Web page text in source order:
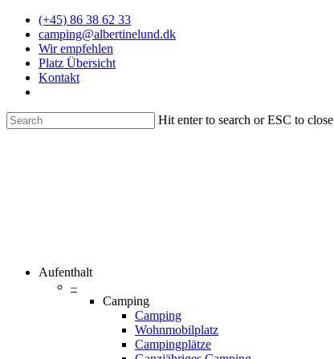
(+45) 86 38 62 33
camping@albertinelund.dk
Wir empfehlen
Platz Übersicht
Kontakt
Hit enter to search or ESC to close
Aufenthalt
–
Camping
Camping
Wohnmobilplatz
Campingplätze